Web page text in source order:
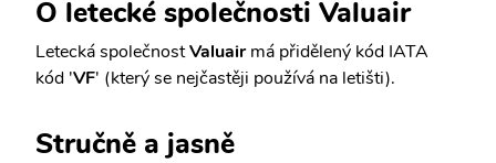
O letecké společnosti Valuair
Letecká společnostValuairmá přidělený kód IATA
kód 'VF' (který se nejčastěji používá na letišti).
Stručně a jasně